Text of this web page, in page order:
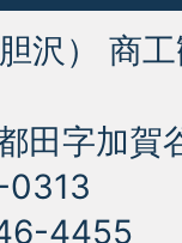
沢） 商
田字加賀
0313
4455